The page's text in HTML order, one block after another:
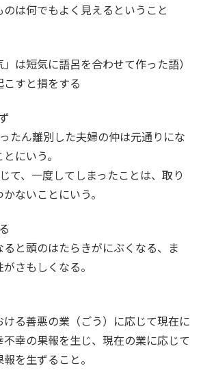
は何でもよく見えるということ
」は短気に語呂を合わせて作った語）
こすと損をする
ったん離別した夫婦の仲は元通りにな
にいう。
じて、一度してしまったことは、取り
ないことにいう。
ると頭のはたらきがにぶくなる、ま
さもしくなる。
ける善悪の業（ごう）に応じて現在に
不幸の果報を生じ、現在の業に応じて
を生ずること。